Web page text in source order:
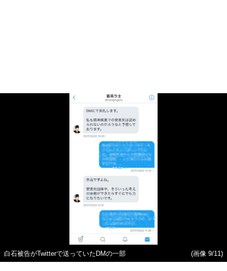
白石被告がTwitterで送っていたDMの一部 (画像 9/11)